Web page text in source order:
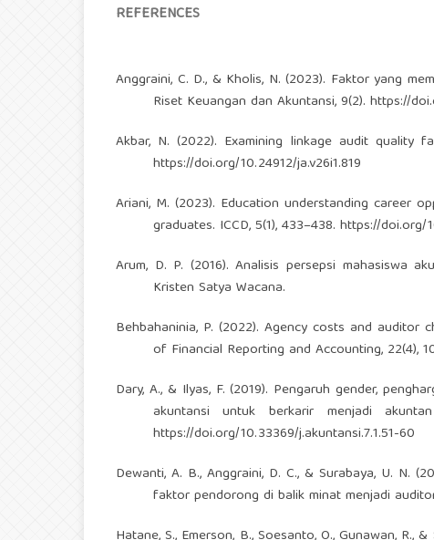
REFERENCES
Anggraini, C. D., & Kholis, N. (2023). Faktor yang
Riset Keuangan dan Akuntansi, 9(2). https://
Akbar, N. (2022). Examining linkage audit quality
https://doi.org/10.24912/ja.v26i1.819
Ariani, M. (2023). Education understanding career
graduates. ICCD, 5(1), 433–438. https://doi.org/
Arum, D. P. (2016). Analisis persepsi mahasiswa
Kristen Satya Wacana.
Behbahaninia, P. (2022). Agency costs and
of Financial Reporting and Accounting, 22(4),
Dary, A., & Ilyas, F. (2019). Pengaruh gender,
akuntansi untuk berkarir menjadi
https://doi.org/10.33369/j.akuntansi.7.1.51-60
Dewanti, A. B., Anggraini, D. C., & Surabaya, U. N.
faktor pendorong di balik minat menjadi